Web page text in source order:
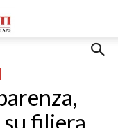
filiera